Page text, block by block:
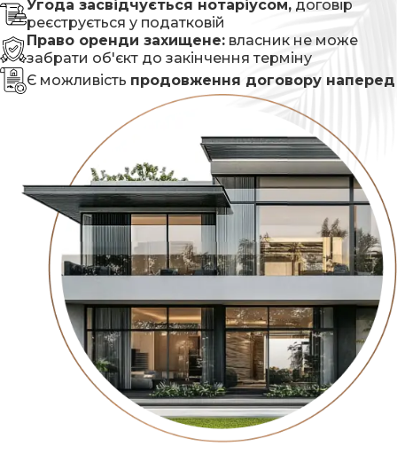
Угода засвідчується нотаріусом, договір
реєструється у податковій
Право оренди захищене: власник не може
забрати об'єкт до закінчення терміну
Є можливість продовження договору наперед